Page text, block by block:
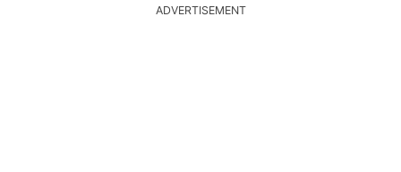
ADVERTISEMENT